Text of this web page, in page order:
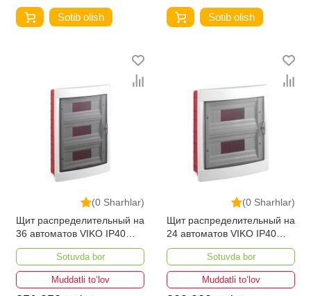
Sotib olish Sotib olish
(0 Sharhlar)
Щит распределительный на
36 автоматов VIKO IP40
внутренний
Sotuvda bor
Muddatli to‘lov
(0 Sharhlar)
Щит распределительный на
24 автоматов VIKO IP40
внутренний
Sotuvda bor
Muddatli to‘lov